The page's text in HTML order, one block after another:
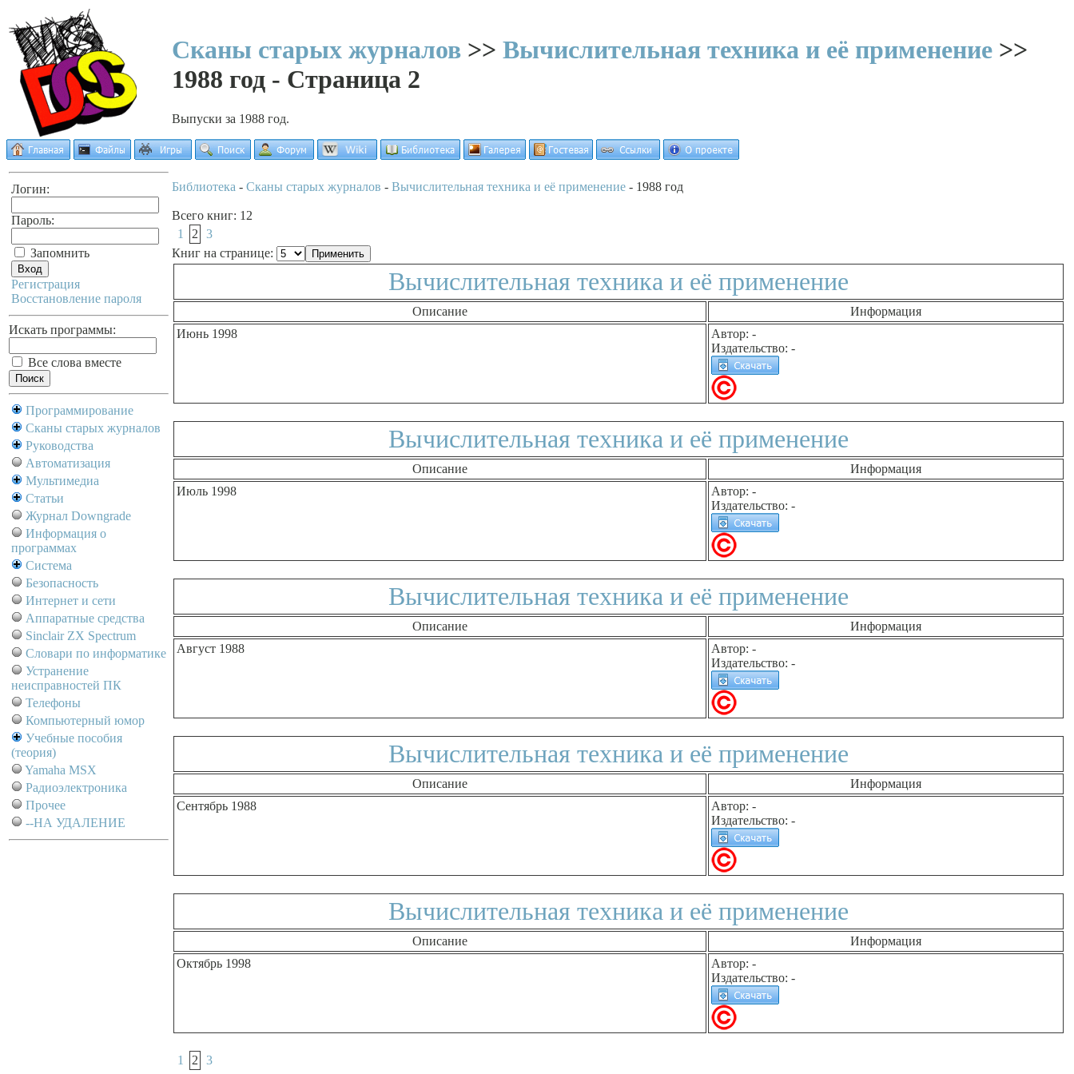
Сканы старых журналов >> Вычислительная техника и её применение >>
1988 год - Страница 2
Выпуски за 1988 год.
Логин:
Пароль:
Запомнить
Регистрация
Восстановление пароля
Искать программы:
Все слова вместе
Программирование
Сканы старых журналов
Руководства
Автоматизация
Мультимедиа
Статьи
Журнал Downgrade
Информация о
программах
Система
Безопасность
Интернет и сети
Аппаратные средства
Sinclair ZX Spectrum
Словари по информатике
Устранение
неисправностей ПК
Телефоны
Компьютерный юмор
Учебные пособия
(теория)
Yamaha MSX
Радиоэлектроника
Прочее
--НА УДАЛЕНИЕ
Библиотека - Сканы старых журналов - Вычислительная техника и её применение - 1988 год
Всего книг: 12
1
2
3
Книг на странице:
Вычислительная техника и её применение
Описание
Информация
Июнь 1998
Автор: -
Издательство: -
Вычислительная техника и её применение
Описание
Информация
Июль 1998
Автор: -
Издательство: -
Вычислительная техника и её применение
Описание
Информация
Август 1988
Автор: -
Издательство: -
Вычислительная техника и её применение
Описание
Информация
Сентябрь 1988
Автор: -
Издательство: -
Вычислительная техника и её применение
Описание
Информация
Октябрь 1998
Автор: -
Издательство: -
1 2 3